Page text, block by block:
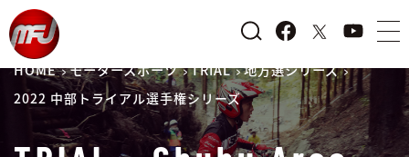
HOME モータースポーツ TRIAL 地方選シリーズ
2022 中部トライアル選手権シリーズ